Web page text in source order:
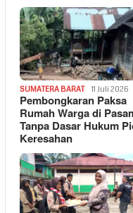
SUMATERA BARAT 11 Juli 2026
Pembongkaran Paksa
Rumah Warga di
Tanpa Dasar Hukum
Keresahan